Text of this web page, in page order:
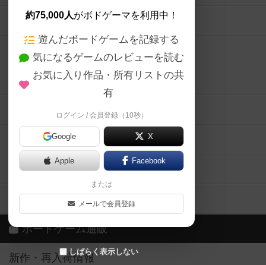
約75,000人がボドゲーマを利用中！
遊んだボードゲームを記録する
気になるゲームのレビューを読む
お気に入り作品・所有リストの共
有
ログイン / 会員登録（10秒）
Google X
Apple Facebook
または
メールで会員登録
しばらく表示しない
ボードゲームの新着レビュー
ボードゲーム会情報
メカニクス特集
掲示板・トピックス
ボドとも・会員一覧
ボードゲーム業界コラム
ボドゲーマご利用案内
ボードゲーム通販
新作・再入荷情報